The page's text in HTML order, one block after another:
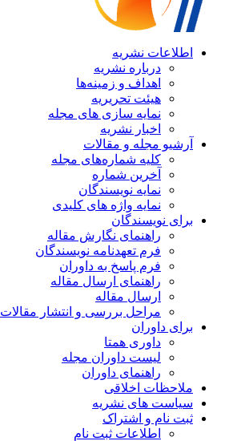
اطلاعات نشریه
درباره نشریه
اهداف و زمینه‌ها
هیئت تحریریه
نمایه سازی های مجله
اخبار نشریه
آرشیو مجله و مقالات
کلیه شماره‌های مجله
آخرین شماره
نمایه نویسندگان
نمایه واژه های کلیدی
برای نویسندگان
راهنمای نگارش مقاله
فرم تعهدنامه نویسندگان
فرم پاسخ به داوران
راهنمای ارسال مقاله
ارسال مقاله
مراحل بررسی و انتشار مقالات
برای داوران
داوری همتا
لیست داوران مجله
راهنمای داوران
ملاحظات اخلاقی
سیاست های نشریه
ثبت نام و اشتراک
اطلاعات ثبت نام